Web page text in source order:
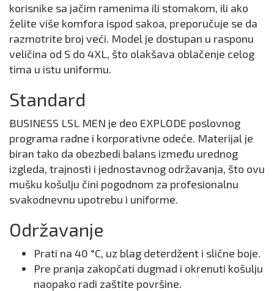
korisnike sa jačim ramenima ili stomakom, ili ako
želite više komfora ispod sakoa, preporučuje se da
razmotrite broj veći. Model je dostupan u rasponu
veličina od S do 4XL, što olakšava oblačenje celog
tima u istu uniformu.
Standard
BUSINESS LSL MEN je deo EXPLODE poslovnog
programa radne i korporativne odeće. Materijal je
biran tako da obezbedi balans između urednog
izgleda, trajnosti i jednostavnog održavanja, što ovu
mušku košulju čini pogodnom za profesionalnu
svakodnevnu upotrebu i uniforme.
Održavanje
Prati na 40 °C, uz blag deterdžent i slične boje.
Pre pranja zakopčati dugmad i okrenuti košulju
naopako radi zaštite površine.